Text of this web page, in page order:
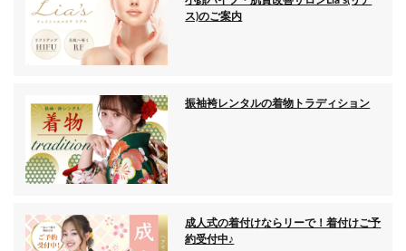
ス)のご案内
振袖袴レンタルの着物トラディション
成人式の着付けならリーで！着付けご予
約受付中♪